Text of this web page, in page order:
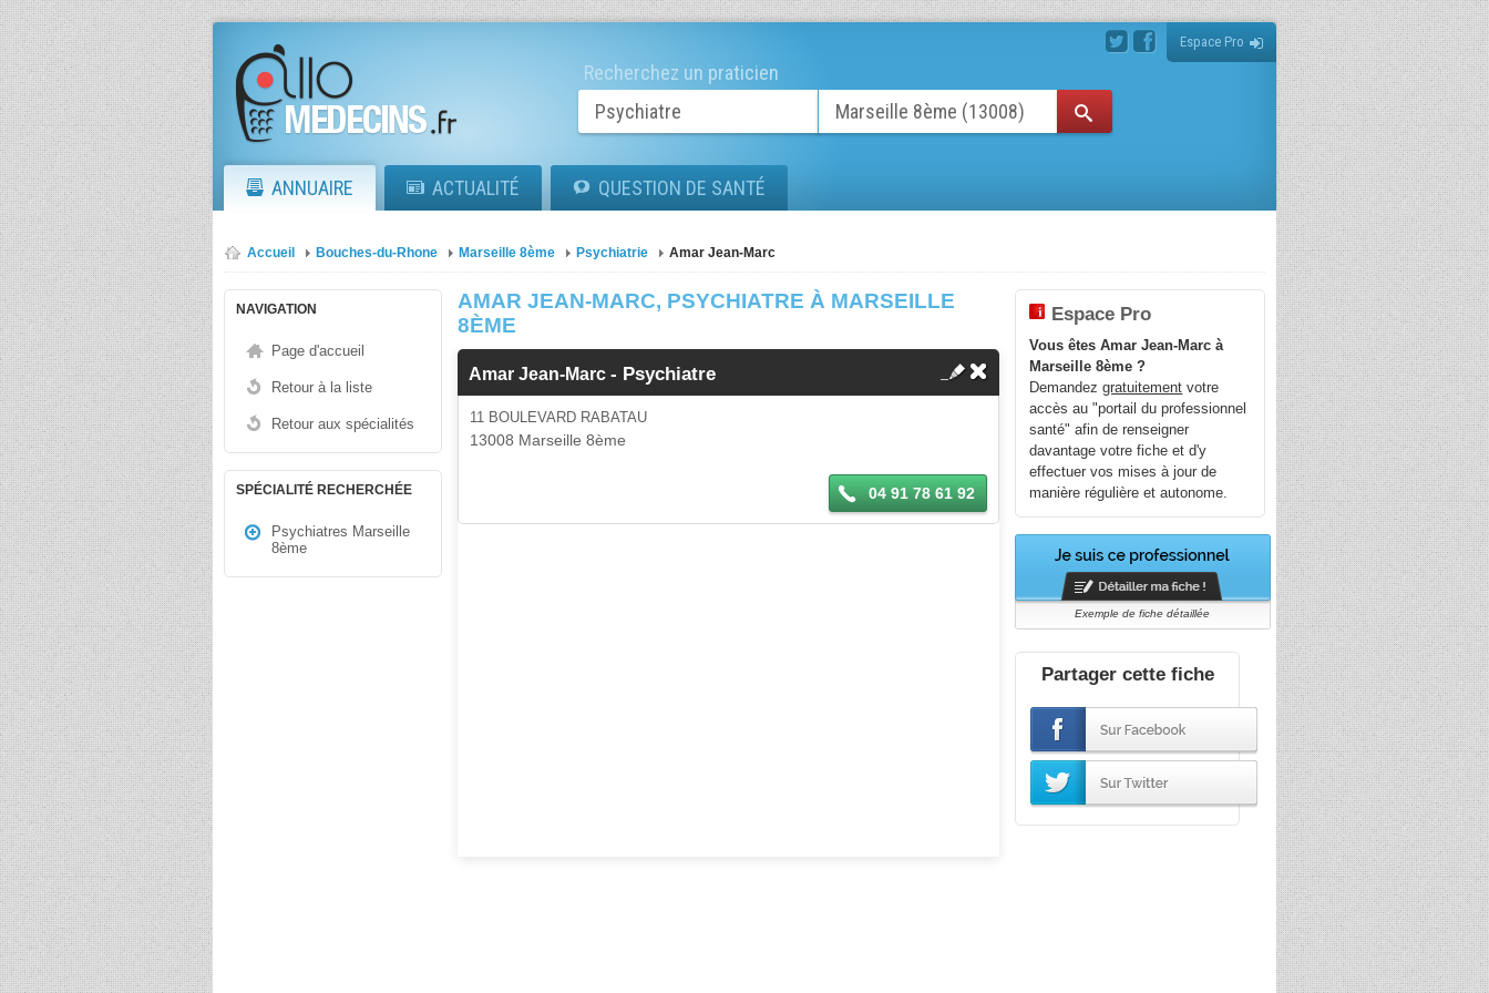
Espace Pro
Recherchez un praticien
ANNUAIRE ACTUALITÉ QUESTION DE SANTÉ
Accueil Bouches-du-Rhone Marseille 8ème Psychiatrie Amar Jean-Marc
NAVIGATION
Page d'accueil
Retour à la liste
Retour aux spécialités
SPÉCIALITÉ RECHERCHÉE
Psychiatres Marseille
8ème
AMAR JEAN-MARC, PSYCHIATRE À MARSEILLE
8ÈME
Amar Jean-Marc- Psychiatre
11 BOULEVARD RABATAU
13008 Marseille 8ème
04 91 78 61 92
Espace Pro
Vous êtes Amar Jean-Marc à
Marseille 8ème ?
Demandezgratuitement votre
accès au "portail du professionnel
santé" afin de renseigner
davantage votre fiche et d'y
effectuer vos mises à jour de
manière régulière et autonome.
Exemple de fiche détaillée
Partager cette fiche